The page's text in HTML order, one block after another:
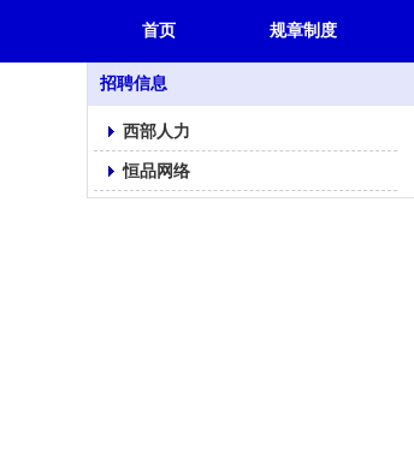
首页 规章制度
招聘信息
西部人力
恒品网络